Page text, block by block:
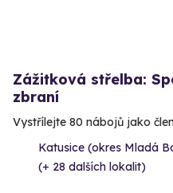
Zážitková střelba:
zbraní
Vystřílejte 80 nábojů jako
Katusice (okres Mladá
(+ 28 dalších lokalit)